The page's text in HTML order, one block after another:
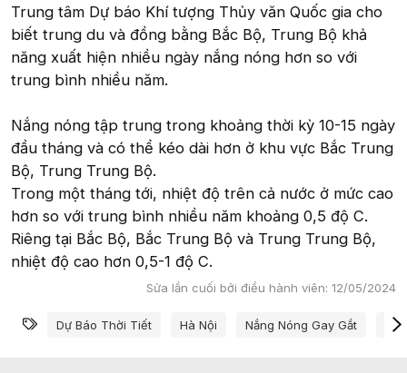
Trung tâm Dự báo Khí tượng Thủy văn Quốc gia cho
biết trung du và đồng bằng Bắc Bộ, Trung Bộ khả
năng xuất hiện nhiều ngày nắng nóng hơn so với
trung bình nhiều năm.
Nắng nóng tập trung trong khoảng thời kỳ 10-15 ngày
đầu tháng và có thể kéo dài hơn ở khu vực Bắc Trung
Bộ, Trung Trung Bộ.
Trong một tháng tới, nhiệt độ trên cả nước ở mức cao
hơn so với trung bình nhiều năm khoảng 0,5 độ C.
Riêng tại Bắc Bộ, Bắc Trung Bộ và Trung Trung Bộ,
nhiệt độ cao hơn 0,5-1 độ C.
Sửa lần cuối bởi điều hành viên: 12/05/2024
Từ khóa
Dự Báo Thời Tiết Hà Nội Nắng Nóng Gay Gắt